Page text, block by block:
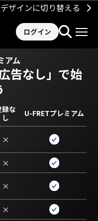
ザインに切り替える
ログイン
アム
広告なし」で始
録な
し
U-FRETプレミアム
×
×
×
×